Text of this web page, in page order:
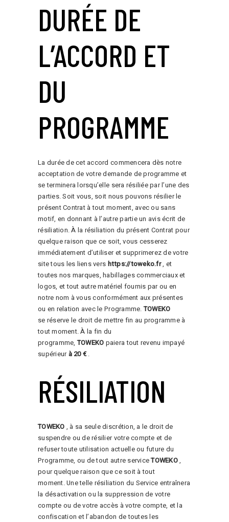
DURÉE DE
L’ACCORD ET
DU
PROGRAMME
La durée de cet accord commencera dès notre
acceptation de votre demande de programme et
se terminera lorsqu’elle sera résiliée par l’une des
parties. Soit vous, soit nous pouvons résilier le
présent Contrat à tout moment, avec ou sans
motif, en donnant à l’autre partie un avis écrit de
résiliation. À la résiliation du présent Contrat pour
quelque raison que ce soit, vous cesserez
immédiatement d’utiliser et supprimerez de votre
site tous les liens vers https://toweko.fr, et
toutes nos marques, habillages commerciaux et
logos, et tout autre matériel fournis par ou en
notre nom à vous conformément aux présentes
ou en relation avec le Programme.TOWEKO
se réserve le droit de mettre fin au programme à
tout moment. À la fin du
programme,TOWEKO paiera tout revenu impayé
supérieurà 20 €.
RÉSILIATION
TOWEKO , à sa seule discrétion, a le droit de
suspendre ou de résilier votre compte et de
refuser toute utilisation actuelle ou future du
Programme, ou de tout autre serviceTOWEKO,
pour quelque raison que ce soit à tout
moment. Une telle résiliation du Service entraînera
la désactivation ou la suppression de votre
compte ou de votre accès à votre compte, et la
confiscation et l’abandon de toutes les